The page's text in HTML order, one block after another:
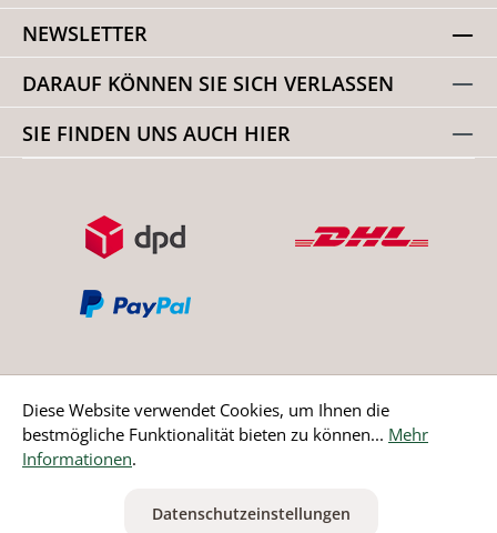
NEWSLETTER
DARAUF KÖNNEN SIE SICH VERLASSEN
SIE FINDEN UNS AUCH HIER
Bestellung widerrufen
ausgenommen Nicht EU-Länder
Diese Website verwendet Cookies, um Ihnen die
bestmögliche Funktionalität bieten zu können... Mehr
Informationen.
Datenschutzeinstellungen